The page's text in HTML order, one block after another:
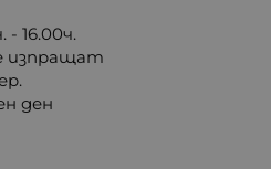
- 16.00ч.
изпращат
ден